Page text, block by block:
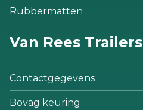
Rubbermatten
Van Rees Trailers
Contactgegevens
Bovag keuring